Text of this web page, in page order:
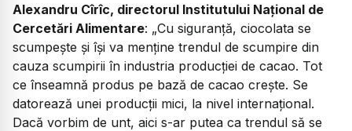
Alexandru Cîrîc, directorul Institutului Național de
Cercetări Alimentare: „Cu siguranță, ciocolata se
scumpește și își va menține trendul de scumpire din
cauza scumpirii în industria producției de cacao. Tot
ce înseamnă produs pe bază de cacao crește. Se
datorează unei producții mici, la nivel internațional.
Dacă vorbim de unt, aici s-ar putea ca trendul să se